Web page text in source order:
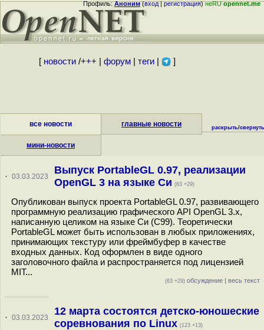
Профиль:Аноним(вход|регистрация)неRUopennet.me
[ новости/+++ форум| теги| ]
все новости главные новости
мини-новости
раскрыть/свернуть
· 03.03.2023
Выпуск PortableGL 0.97, реализации
OpenGL 3 на языке Си (63 +29)
Опубликован выпуск проекта PortableGL 0.97, развивающего
программную реализацию графического API OpenGL 3.x,
написанную целиком на языке Си (C99). Теоретически
PortableGL может быть использован в любых приложениях,
принимающих текстуру или фреймбуфер в качестве
входных данных. Код оформлен в виде одного
заголовочного файла и распространяется под лицензией
MIT...
(63 +29) обсуждение | весь текст
· 03.03.2023
12 марта состоятся детско-юношеские
соревнования по Linux (123 +13)